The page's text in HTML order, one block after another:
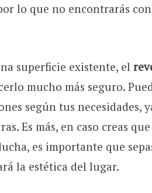
lo que no encontrarás
superficie existente, el
mucho más seguro.
según tus necesidades,
Es más, en caso creas
es importante que
la estética del lugar.